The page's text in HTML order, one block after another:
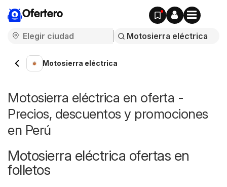
Ofertero
Motosierra eléctrica
Motosierra eléctrica en oferta -
Precios, descuentos y promociones
en Perú
Motosierra eléctrica ofertas en
folletos